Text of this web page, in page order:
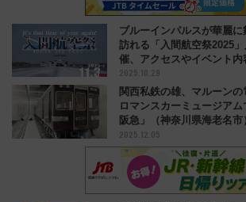
ブルーインパルスが華麗
訪れる「入間航空祭2025
催、アクセスやイベント内
2025.10.29
関西私鉄の雄、マルーン
ロマンスカーミュージア
阪急」（神奈川県海老名市
2025.12.05